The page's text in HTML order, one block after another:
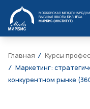
МИРБИС
Главная
Курсы
Маркетинг:
конкурентном рынке